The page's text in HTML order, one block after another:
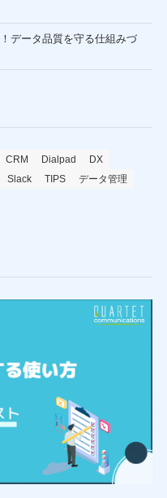
データ品質を守る仕組みづ
CRM Dialpad
DX
Slack TIPS
データ管理